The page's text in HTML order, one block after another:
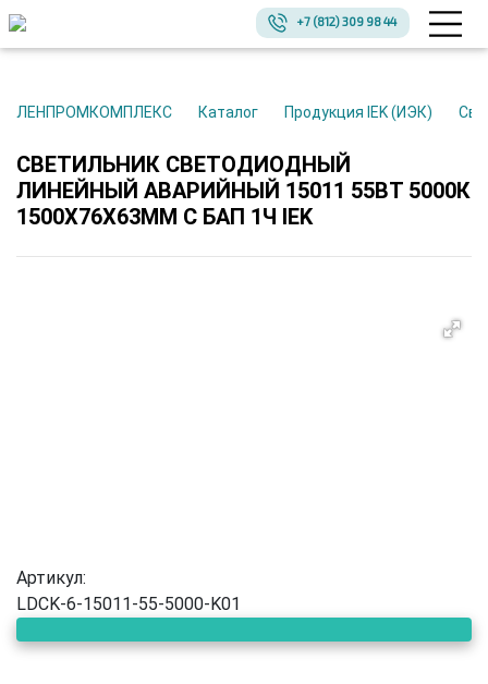
+7 (812) 309 98 44
ЛЕНПРОМКОМПЛЕКС Каталог Продукция IEK (ИЭК)
СВЕТИЛЬНИК СВЕТОДИОДНЫЙ
ЛИНЕЙНЫЙ АВАРИЙНЫЙ 15011 55ВТ 5000К
1500Х76Х63ММ С БАП 1Ч IEK
Артикул:
LDCK-6-15011-55-5000-K01